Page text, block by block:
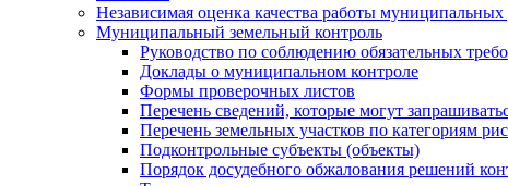
Независимая оценка качества работы
Муниципальный земельный контроль
Руководство по соблюдению обязательных
Доклады о муниципальном контроле
Формы проверочных листов
Перечень сведений, которые могут
Перечень земельных участков по категориям
Подконтрольные субъекты (объекты)
Порядок досудебного обжалования решений